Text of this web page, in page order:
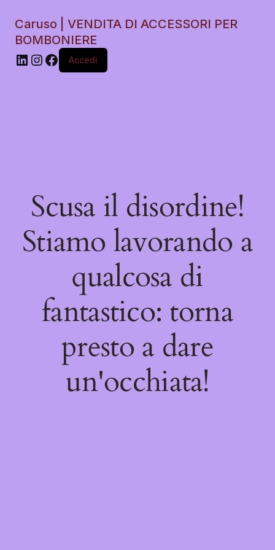
Caruso | VENDITA DI ACCESSORI PER
BOMBONIERE
Accedi
Scusa il disordine!
Stiamo lavorando a
qualcosa di
fantastico: torna
presto a dare
un'occhiata!